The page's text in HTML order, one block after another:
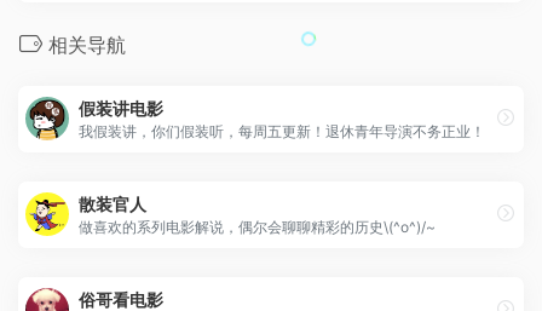
相关导航
假装讲电影
我假装讲，你们假装听，每周五更新！退休青年导演不务正业！
散装官人
做喜欢的系列电影解说，偶尔会聊聊精彩的历史\(^o^)/~
俗哥看电影